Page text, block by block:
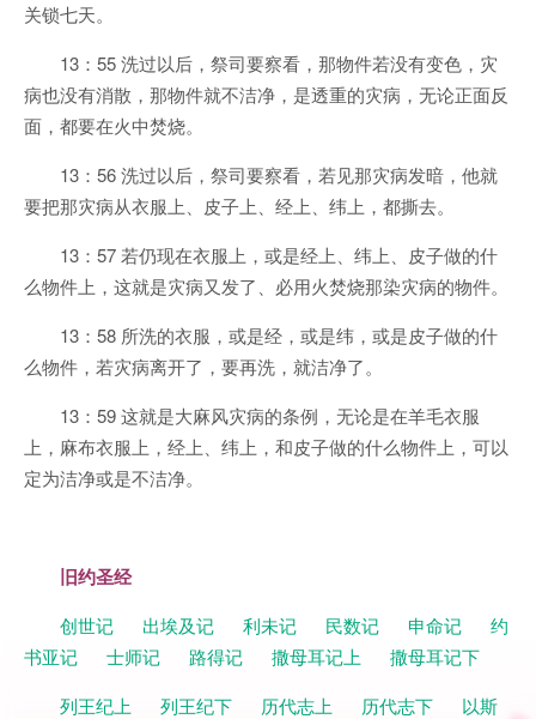
关锁七天。
13：55 洗过以后，祭司要察看，那物件若没有变色，灾
病也没有消散，那物件就不洁净，是透重的灾病，无论正面反
面，都要在火中焚烧。
13：56 洗过以后，祭司要察看，若见那灾病发暗，他就
要把那灾病从衣服上、皮子上、经上、纬上，都撕去。
13：57 若仍现在衣服上，或是经上、纬上、皮子做的什
么物件上，这就是灾病又发了、必用火焚烧那染灾病的物件。
13：58 所洗的衣服，或是经，或是纬，或是皮子做的什
么物件，若灾病离开了，要再洗，就洁净了。
13：59 这就是大麻风灾病的条例，无论是在羊毛衣服
上，麻布衣服上，经上、纬上，和皮子做的什么物件上，可以
定为洁净或是不洁净。
旧约圣经
创世记 出埃及记 利未记 民数记 申命记
约
书亚记
士师记 路得记 撒母耳记上
撒母耳记下
列王纪上
列王纪下 历代志上 历代志下
以斯